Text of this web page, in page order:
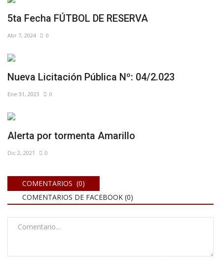
5ta Fecha FÚTBOL DE RESERVA
Abr 7, 2024 0
Nueva Licitación Pública Nº: 04/2.023
Ene 31, 2023 0
Alerta por tormenta Amarillo
Dic 2, 2021 0
COMENTARIOS (0)
COMENTARIOS DE FACEBOOK (0)